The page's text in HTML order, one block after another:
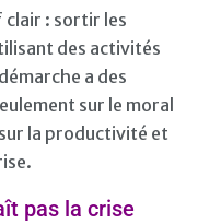
clair : sortir les
des activités
a des
sur le moral
la productivité et
pas la crise